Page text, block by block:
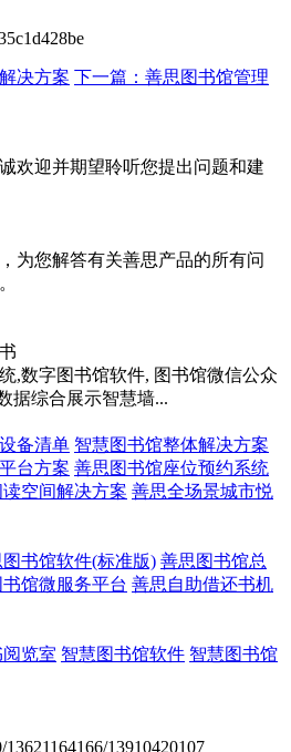
决方案 下一篇：善思图书馆管理
欢迎并期望聆听您提出问题和建
为您解答有关善思产品的所有问
,数字图书馆软件, 图书馆微信公众
据综合展示智慧墙...
备清单 智慧图书馆整体解决方案
台方案 善思图书馆座位预约系统
空间解决方案 善思全场景城市悦
书馆软件(标准版) 善思图书馆总
馆微服务平台 善思自助借还书机
览室 智慧图书馆软件 智慧图书馆
13910420107